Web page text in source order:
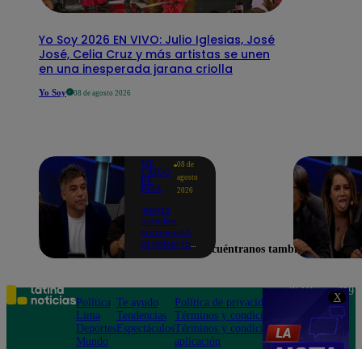
X
Yo Soy 2026 EN VIVO: Julio Iglesias, José
José, Celia Cruz y más artistas se unen
en una inesperada jarana criolla
Yo Soy 08 de agosto 2026
ME
CAIGO
DE
RISA
08 de
agosto
2026
¡Renzo
Schuller
sorprendió
al imitar la
De Risa!
Encuéntranos también en
Política
Lima
Deportes
Mundo
Te ayudo
Tendencias
Espectáculos
Política de privacidad
Términos y condiciones
Términos y condiciones
aplicación
Teléfono: 219
Av. San
Felipe 968
Jesús María